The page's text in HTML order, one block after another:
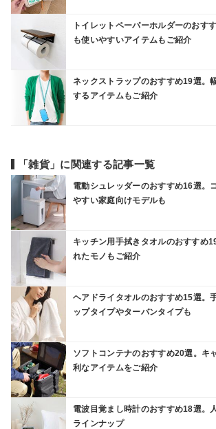
トイレットペーパーホルダーのおす
も使いやすいアイテムもご紹介
ネックストラップのおすすめ19選。
するアイテムもご紹介
「雑貨」に関連する記事一覧
電動シュレッダーのおすすめ16選。
やすい家庭向けモデルも
キッチン用手拭きタオルのおすすめ
れたモノもご紹介
ヘアドライタオルのおすすめ15選。
ップタイプやターバンタイプも
ソフトコンテナのおすすめ20選。キ
利なアイテムをご紹介
電波目覚まし時計のおすすめ18選。
ラインナップ